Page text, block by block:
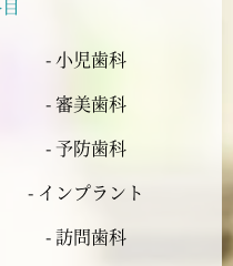
年5月
年2月
- 小児歯科
- 審美歯科
- 予防歯科
- インプラント
- 訪問歯科